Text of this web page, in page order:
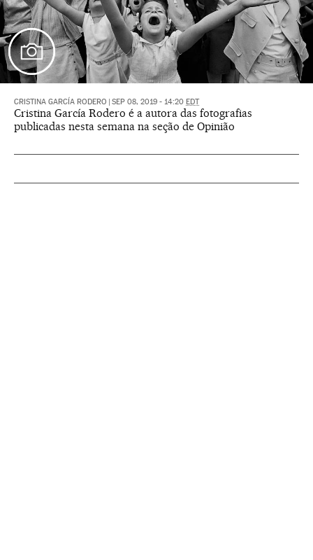
CRISTINA GARCÍA RODERO SEP 08, 2019 - 14:20 EDT
Cristina García Rodero é a autora das fotografias
publicadas nesta semana na seção de Opinião